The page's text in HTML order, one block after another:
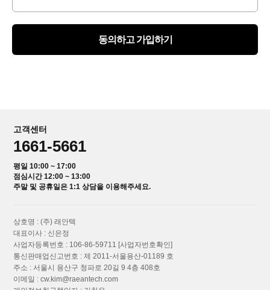
동의하고 가입하기
고객센터
1661-5661
평일 10:00 ~ 17:00
점심시간 12:00 ~ 13:00
주말 및 공휴일은 1:1 상담을 이용해주세요.
상호명 : (주) 래안텍
대표이사 : 신은정
사업자등록번호 : 106-86-59711 [사업자번호확인]
통신판매업신고번호 : 제 2011-서울용산-01189 호
주소 : 서울시 용산구 청파로 20길 9 4층 408호
이메일 : cw.kim@raeantech.com